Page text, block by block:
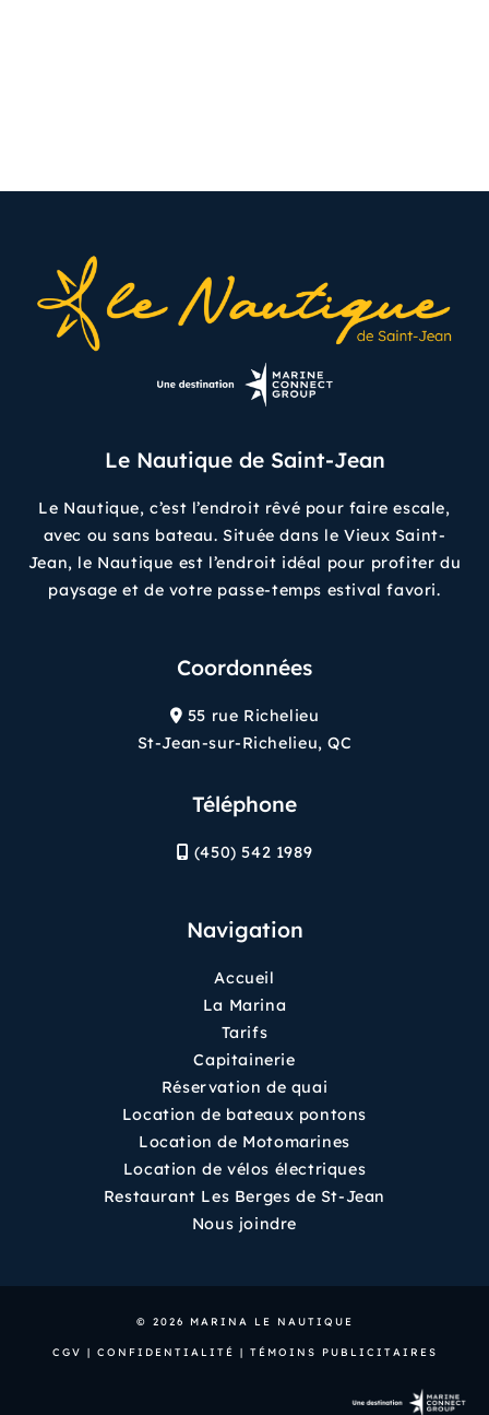
Le Nautique de Saint-Jean
Le Nautique, c’est l’endroit rêvé pour faire escale,
avec ou sans bateau. Située dans le Vieux Saint-
Jean, le Nautique est l’endroit idéal pour profiter du
paysage et de votre passe-temps estival favori.
Coordonnées
55 rue Richelieu
St-Jean-sur-Richelieu, QC
Téléphone
(450) 542 1989
Navigation
Accueil
La Marina
Tarifs
Capitainerie
Réservation de quai
Location de bateaux pontons
Location de Motomarines
Location de vélos électriques
Restaurant Les Berges de St-Jean
Nous joindre
© 2026 MARINA LE NAUTIQUE
CGV | CONFIDENTIALITÉ | TÉMOINS PUBLICITAIRES